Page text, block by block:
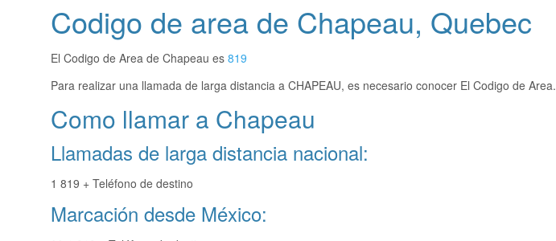
Codigo de area de Chapeau, Quebec
El Codigo de Area de Chapeau es 819
Para realizar una llamada de larga distancia a CHAPEAU, es necesario conocer El Codigo de Area.
Como llamar a Chapeau
Llamadas de larga distancia nacional:
1 819 + Teléfono de destino
Marcación desde México: